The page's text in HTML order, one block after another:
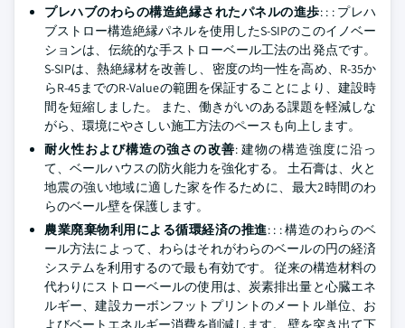
プレハブのわらの構造絶縁されたパネルの進歩: : : プレハ
ブストロー構造絶縁パネルを使用したS-SIPのこのイノベー
ションは、伝統的な手ストローベール工法の出発点です。
S-SIPは、熱絶縁材を改善し、密度の均一性を高め、R-35か
らR-45までのR-Valueの範囲を保証することにより、建設時
間を短縮しました。 また、働きがいのある課題を軽減しな
がら、環境にやさしい施工方法のペースも向上します。
耐火性および構造の強さの改善: 建物の構造強度に沿っ
て、ベールハウスの防火能力を強化する。 土石膏は、火と
地震の強い地域に適した家を作るために、最大2時間のわ
らのベール壁を保護します。
農業廃棄物利用による循環経済の推進: : : 構造のわらのベ
ール方法によって、わらはそれがわらのベールの円の経済
システムを利用するので最も有効です。 従来の構造材料の
代わりにストローベールの使用は、炭素排出量と心臓エネ
ルギー、建設カーボンフットプリントのメートル単位、お
よびベートエネルギー消費を削減します。 壁を突き出て下